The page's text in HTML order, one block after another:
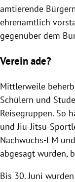
amtierende
ehrenamtlich
gegenüber dem
Verein ade?
Mittlerweile
Schülern und
Reisegruppen. So
und Jiu-Jitsu-
Nachwuchs-EM
abgesagt wurden,
Bis 30. Juni